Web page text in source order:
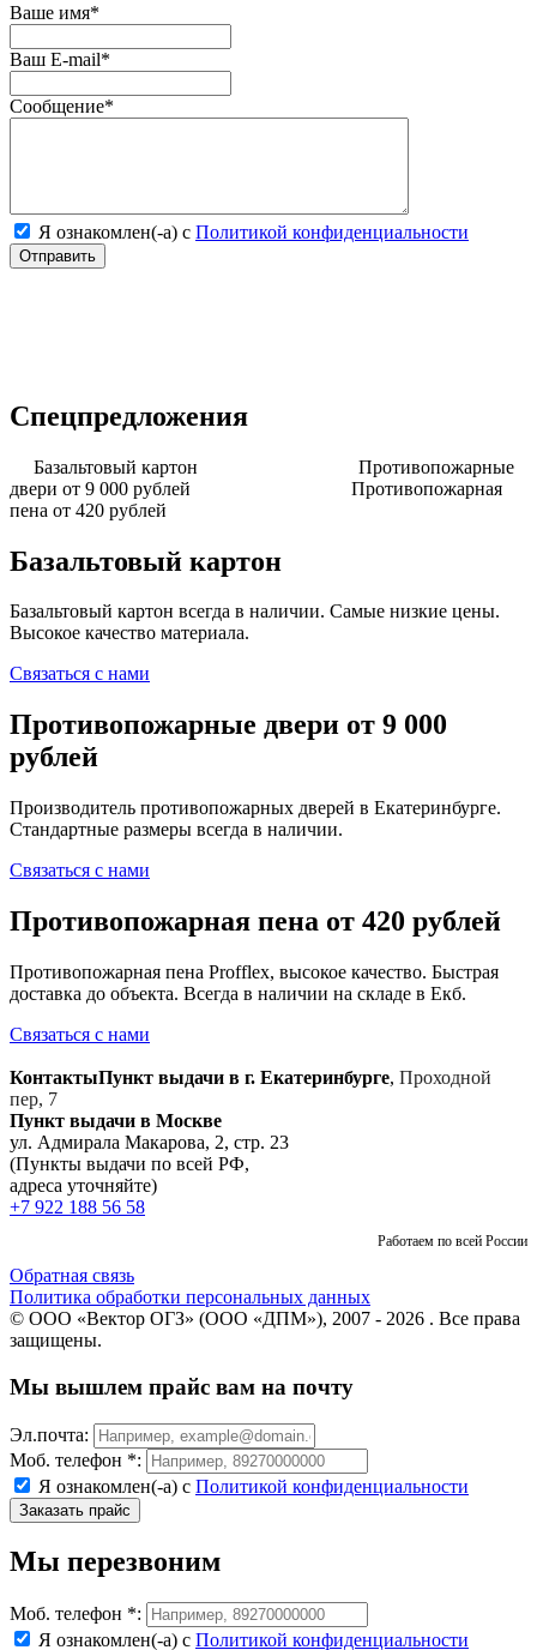
Ваше имя*
Ваш E-mail*
Сообщение*
Я ознакомлен(-а) с Политикой конфиденциальности
Спецпредложения
Базальтовый картон
Противопожарные
двери от 9 000 рублей
Противопожарная
пена от 420 рублей
Базальтовый картон
Базальтовый картон всегда в наличии. Самые низкие цены.
Высокое качество материала.
Связаться с нами
Противопожарные двери от 9 000
рублей
Производитель противопожарных дверей в Екатеринбурге.
Стандартные размеры всегда в наличии.
Связаться с нами
Противопожарная пена от 420 рублей
Противопожарная пена Profflex, высокое качество. Быстрая
доставка до объекта. Всегда в наличии на складе в Екб.
Связаться с нами
КонтактыПункт выдачи в г. Екатеринбурге, Проходной
пер, 7
Пункт выдачи в Москве
ул. Адмирала Макарова, 2, стр. 23
(Пункты выдачи по всей РФ,
адреса уточняйте)
+7 922 188 56 58
Работаем по всей России
Обратная связь
Политика обработки персональных данных
© ООО «Вектор ОГЗ» (ООО «ДПМ»), 2007 - 2026 . Все права
защищены.
Мы вышлем прайс вам на почту
Эл.почта:
Моб. телефон *:
Я ознакомлен(-а) с Политикой конфиденциальности
Мы перезвоним
Моб. телефон *:
Я ознакомлен(-а) с Политикой конфиденциальности